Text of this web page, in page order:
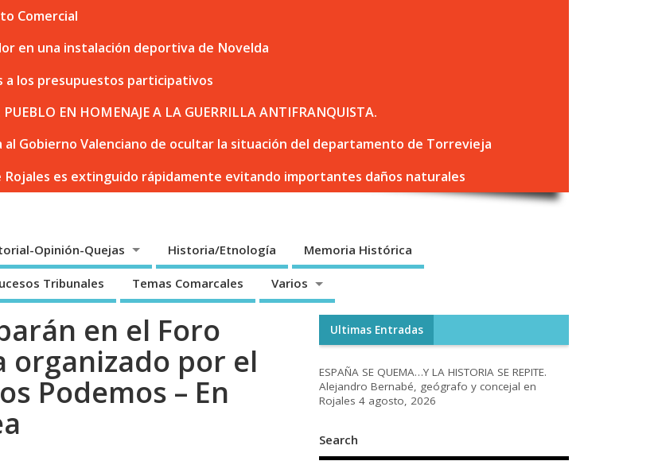
Comercial
en una instalación deportiva de Novelda
a los presupuestos participativos
EN HOMENAJE A LA GUERRILLA ANTIFRANQUISTA.
al Gobierno Valenciano de ocultar la situación del departamento de Torrevieja
Rojales es extinguido rápidamente evitando importantes daños naturales
Opinión-Quejas Historia/Etnología Memoria Histórica
Tribunales Temas Comarcales Varios
en el Foro
organizado por el
Podemos – En
Ultimas Entradas
ESPAÑA SE QUEMA…Y LA HISTORIA SE REPITE.
Alejandro Bernabé, geógrafo y concejal en
Rojales 4 agosto, 2026
Search